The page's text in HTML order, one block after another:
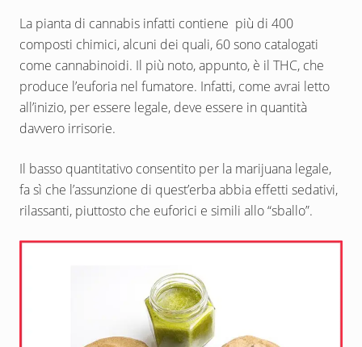
La pianta di cannabis infatti contiene più di 400
composti chimici, alcuni dei quali, 60 sono catalogati
come cannabinoidi. Il più noto, appunto, è il THC, che
produce l’euforia nel fumatore. Infatti, come avrai letto
all’inizio, per essere legale, deve essere in quantità
davvero irrisorie.
Il basso quantitativo consentito per la marijuana legale,
fa sì che l’assunzione di quest’erba abbia effetti sedativi,
rilassanti, piuttosto che euforici e simili allo “sballo”.